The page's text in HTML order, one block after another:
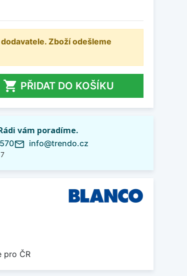
Zboží odešleme
 PŘIDAT DO KOŠÍKU
vám poradíme.
mail_outline info@trendo.cz
pro ČR